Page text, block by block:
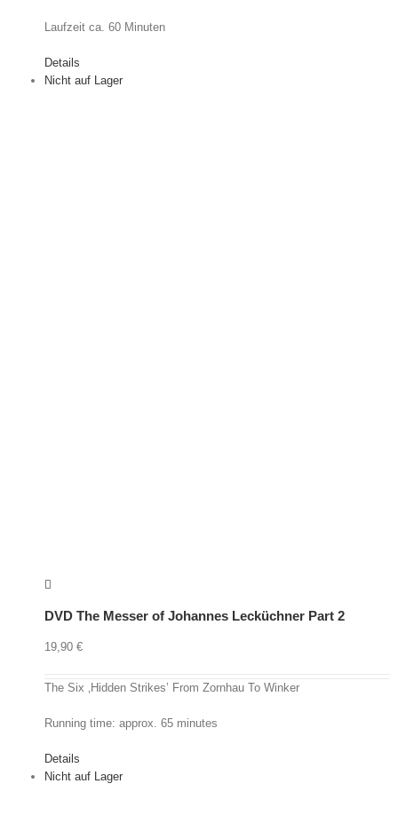
Laufzeit ca. 60 Minuten
Details
Nicht auf Lager
DVD The Messer of Johannes Lecküchner Part 2
19,90 €
The Six ‚Hidden Strikes’ From Zornhau To Winker
Running time: approx. 65 minutes
Details
Nicht auf Lager